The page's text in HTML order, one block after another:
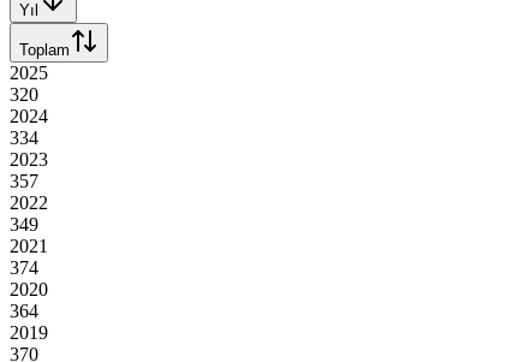
Yıl
Toplam
2025
320
2024
334
2023
357
2022
349
2021
374
2020
364
2019
370